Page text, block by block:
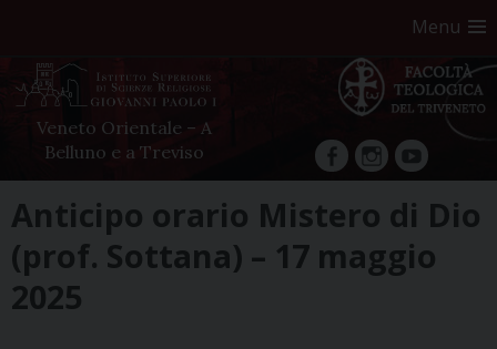
Menu
Veneto Orientale – A
Belluno e a Treviso
facebookInstagram
YouTube
to
content
Anticipo orario Mistero di Dio
(prof. Sottana) – 17 maggio
2025